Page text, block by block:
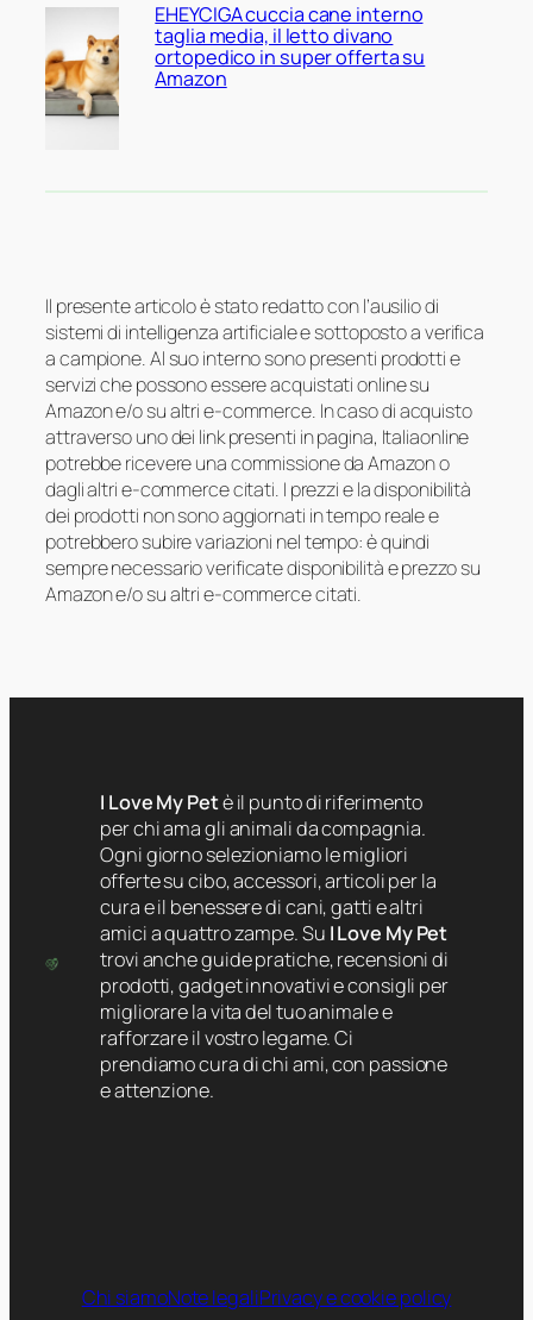
EHEYCIGA cuccia cane interno
taglia media, il letto divano
ortopedico in super offerta su
Amazon
Il presente articolo è stato redatto con l’ausilio di
sistemi di intelligenza artificiale e sottoposto a verifica
a campione. Al suo interno sono presenti prodotti e
servizi che possono essere acquistati online su
Amazon e/o su altri e-commerce. In caso di acquisto
attraverso uno dei link presenti in pagina, Italiaonline
potrebbe ricevere una commissione da Amazon o
dagli altri e-commerce citati. I prezzi e la disponibilità
dei prodotti non sono aggiornati in tempo reale e
potrebbero subire variazioni nel tempo: è quindi
sempre necessario verificate disponibilità e prezzo su
Amazon e/o su altri e-commerce citati.
I Love My Petè il punto di riferimento
per chi ama gli animali da compagnia.
Ogni giorno selezioniamo le migliori
offerte su cibo, accessori, articoli per la
cura e il benessere di cani, gatti e altri
amici a quattro zampe. Su I Love My Pet
trovi anche guide pratiche, recensioni di
prodotti, gadget innovativi e consigli per
migliorare la vita del tuo animale e
rafforzare il vostro legame. Ci
prendiamo cura di chi ami, con passione
e attenzione.
Chi siamoNote legaliPrivacy e cookie policy